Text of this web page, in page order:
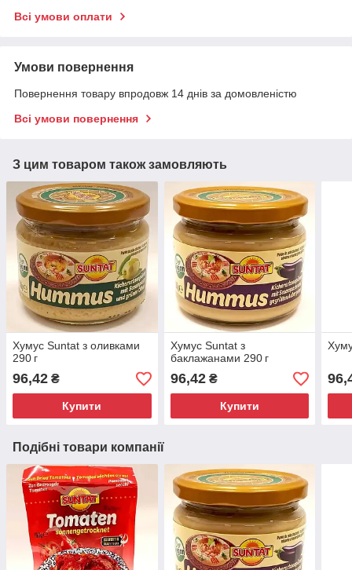
Всі умови оплати
Умови повернення
Повернення товару впродовж 14 днів за домовленістю
Всі умови повернення
З цим товаром також замовляють
Хумус Suntat з оливками
290 г
96,42 ₴
Купити
Хумус Suntat з
баклажанами 290 г
96,42₴
Купити
Подібні товари компанії